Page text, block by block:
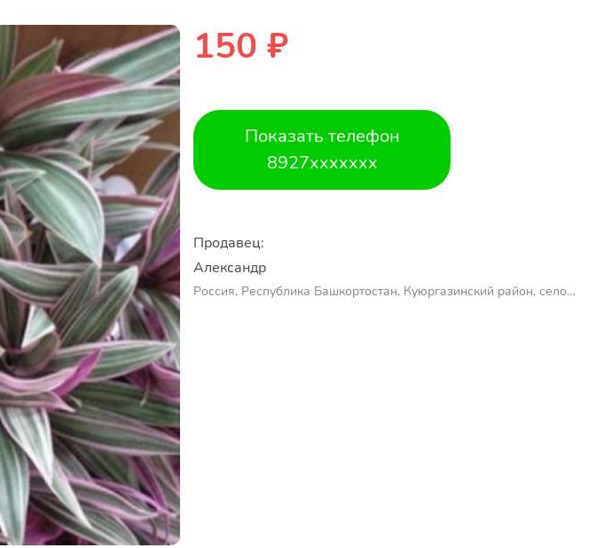
150 ₽
Показать телефон
8927xxxxxxx
Продавец:
Александр
Россия, Республика Башкортостан, Куюргазинский район, село